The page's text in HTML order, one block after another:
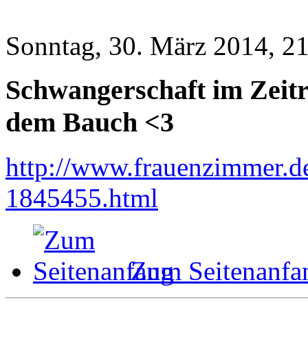
Sonntag, 30. März 2014,
Schwangerschaft im
dem Bauch <3
http://
1845455.html
Zum